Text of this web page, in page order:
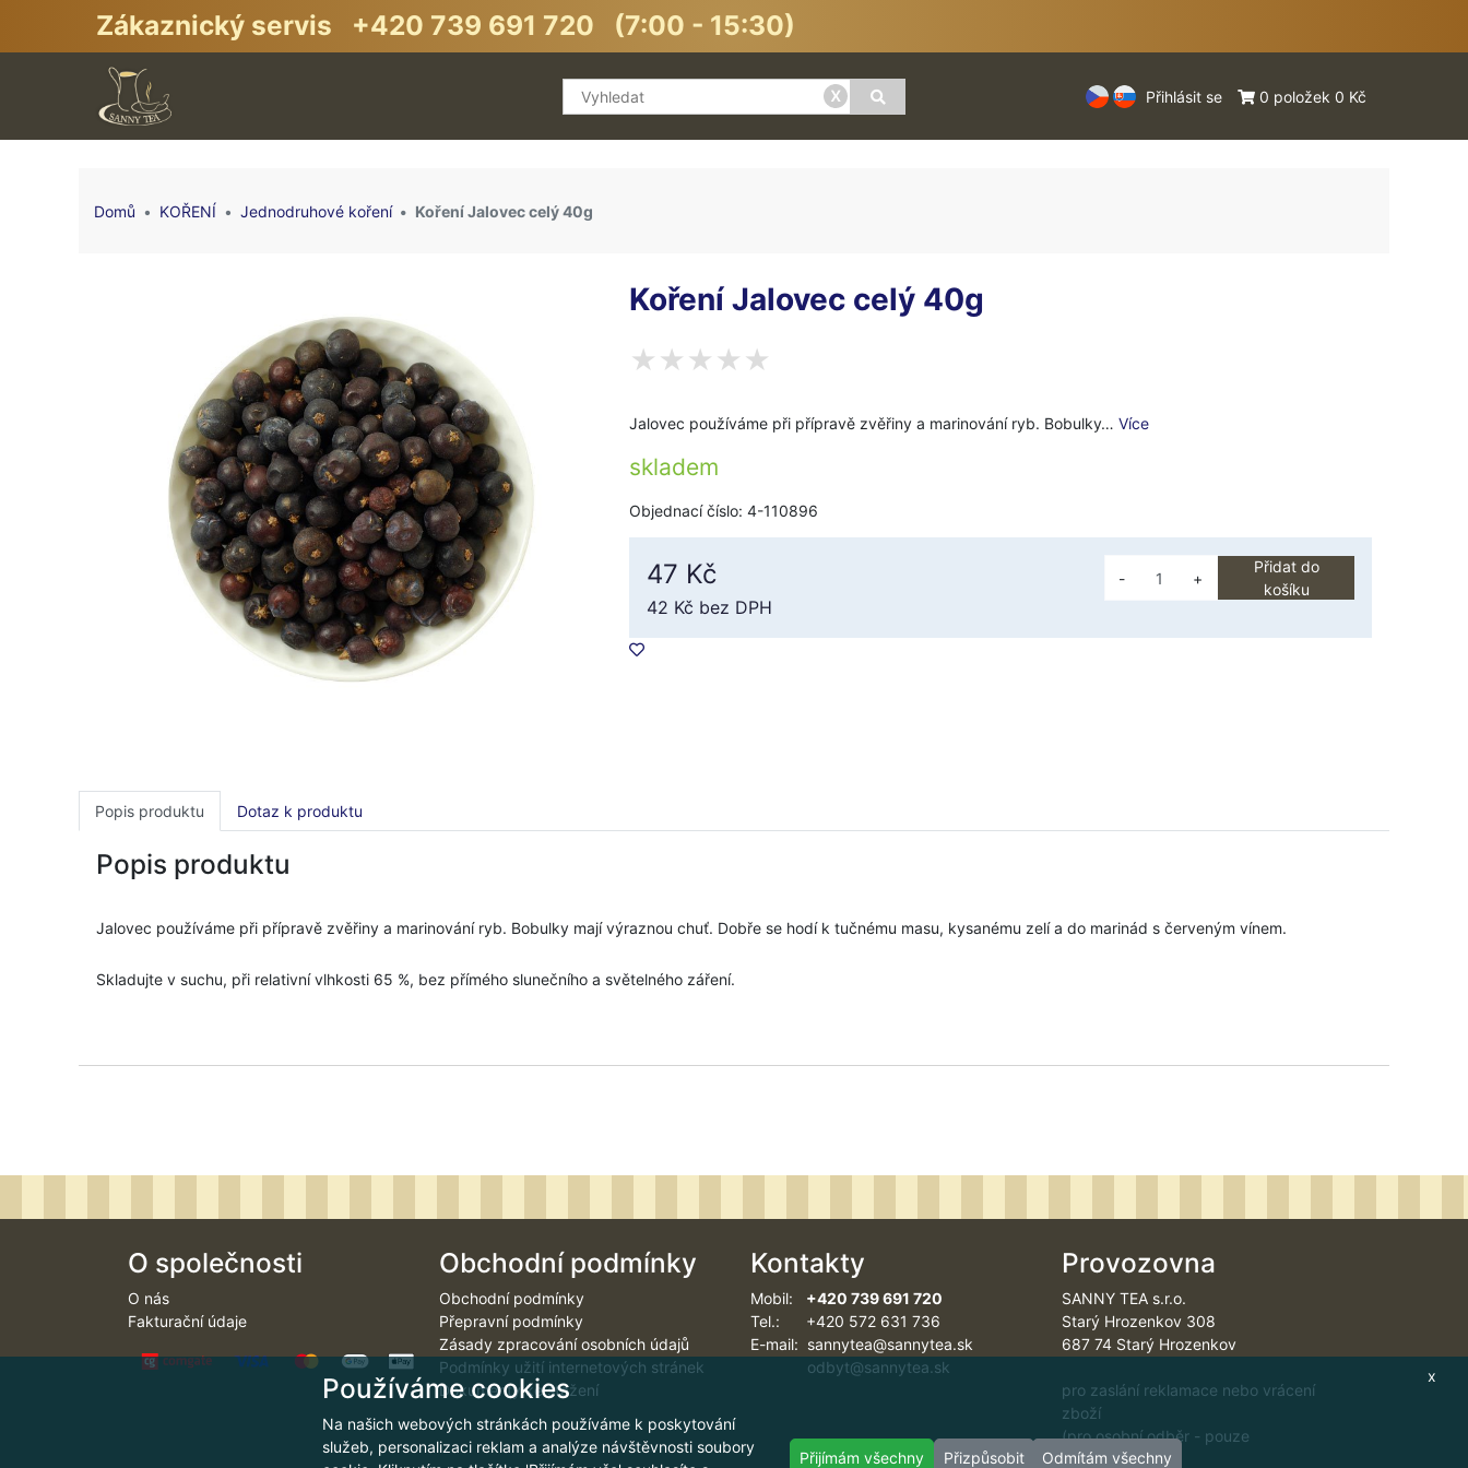
Zákaznický servis +420 739 691 720 (7:00 - 15:30)
x Přihlásit se 0 položek 0 Kč
Domů KOŘENÍ Jednodruhové koření Koření Jalovec celý 40g
Koření Jalovec celý 40g
Jalovec používáme při přípravě zvěřiny a marinování ryb. Bobulky… Více
skladem
Objednací číslo: 4-110896
47 Kč
42 Kč bez DPH
- +
Přidat do
košíku
Popis produktu Dotaz k produktu
Popis produktu
Jalovec používáme při přípravě zvěřiny a marinování ryb. Bobulky mají výraznou chuť. Dobře se hodí k tučnému masu, kysanému zelí a do marinád s červeným vínem.
Skladujte v suchu, při relativní vlhkosti 65 %, bez přímého slunečního a světelného záření.
O společnosti
O nás
Fakturační údaje
Obchodní podmínky
Obchodní podmínky
Přepravní podmínky
Zásady zpracování osobních údajů
Podmínky užití internetových stránek
Dokumenty ke stažení
Kontakty
Mobil: +420 739 691 720
Tel.: +420 572 631 736
E-mail: sannytea@sannytea.sk
odbyt@sannytea.sk
Provozovna
SANNY TEA s.r.o.
Starý Hrozenkov 308
687 74 Starý Hrozenkov
pro zaslání reklamace nebo vrácení
zboží
(pro osobní odběr - pouze
velkoobchod)
x
Používáme cookies
Na našich webových stránkách používáme k poskytování
služeb, personalizaci reklam a analýze návštěvnosti soubory
Přijímám všechny Přizpůsobit Odmítám všechny